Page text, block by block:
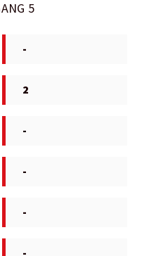
5
-
2
-
-
-
-